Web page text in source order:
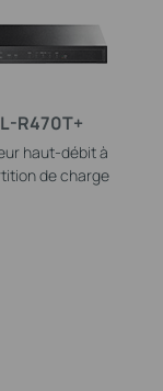
R470T+
haut-débit à
de charge